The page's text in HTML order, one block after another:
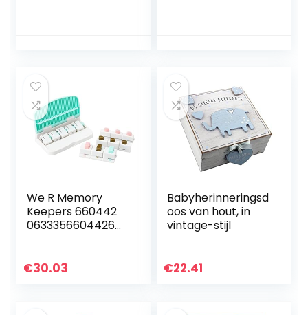
(Fairytale)
We R Memory
Keepers 660442
0633356604426
Planner (15 stuks),
€30.03
Babyherinneringsd
oos van hout, in
vintage-stijl
€22.41